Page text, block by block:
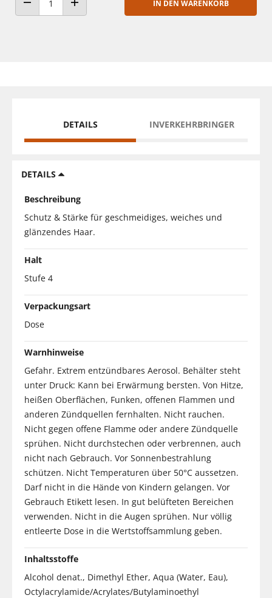
ANZAHL VERRINGERNANZAHL ERHÖHEN
IN DEN WARENKORB
DETAILS INVERKEHRBRINGER
DETAILS
Beschreibung
Schutz & Stärke für geschmeidiges, weiches und
glänzendes Haar.
Halt
Stufe 4
Verpackungsart
Dose
Warnhinweise
Gefahr. Extrem entzündbares Aerosol. Behälter steht
unter Druck: Kann bei Erwärmung bersten. Von Hitze,
heißen Oberflächen, Funken, offenen Flammen und
anderen Zündquellen fernhalten. Nicht rauchen.
Nicht gegen offene Flamme oder andere Zündquelle
sprühen. Nicht durchstechen oder verbrennen, auch
nicht nach Gebrauch. Vor Sonnenbestrahlung
schützen. Nicht Temperaturen über 50°C aussetzen.
Darf nicht in die Hände von Kindern gelangen. Vor
Gebrauch Etikett lesen. In gut belüfteten Bereichen
verwenden. Nicht in die Augen sprühen. Nur völlig
entleerte Dose in die Wertstoffsammlung geben.
Inhaltsstoffe
Alcohol denat., Dimethyl Ether, Aqua (Water, Eau),
Octylacrylamide/Acrylates/Butylaminoethyl